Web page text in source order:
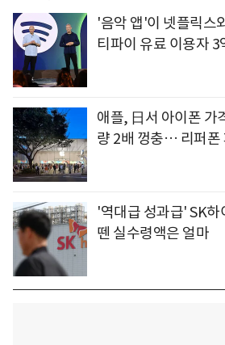
'음악 앱'이 넷플릭스
티파이 유료 이용자 3
애플, 日서 아이폰 가
량 2배 껑충… 리퍼폰
'역대급 성과급' SK
뗀 실수령액은 얼마